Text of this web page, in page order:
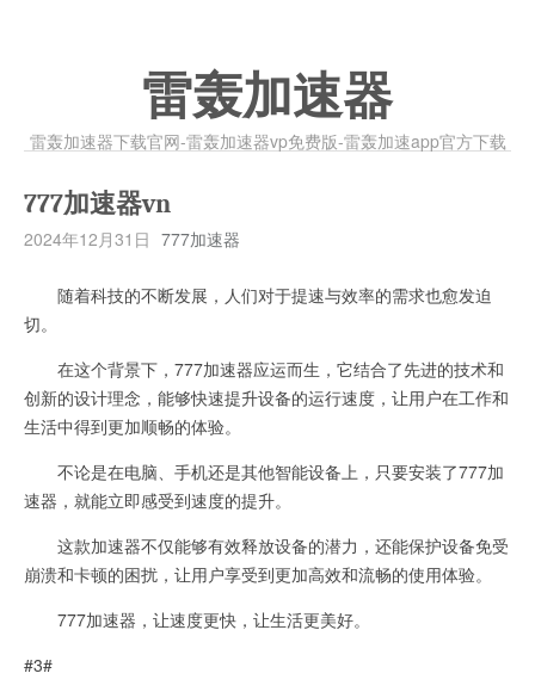
雷轰加速器
雷轰加速器下载官网-雷轰加速器vp免费版-雷轰加速app官方下载
777加速器vn
2024年12月31日 777加速器
随着科技的不断发展，人们对于提速与效率的需求也愈发迫
切。
在这个背景下，777加速器应运而生，它结合了先进的技术和
创新的设计理念，能够快速提升设备的运行速度，让用户在工作和
生活中得到更加顺畅的体验。
不论是在电脑、手机还是其他智能设备上，只要安装了777加
速器，就能立即感受到速度的提升。
这款加速器不仅能够有效释放设备的潜力，还能保护设备免受
崩溃和卡顿的困扰，让用户享受到更加高效和流畅的使用体验。
777加速器，让速度更快，让生活更美好。
#3#